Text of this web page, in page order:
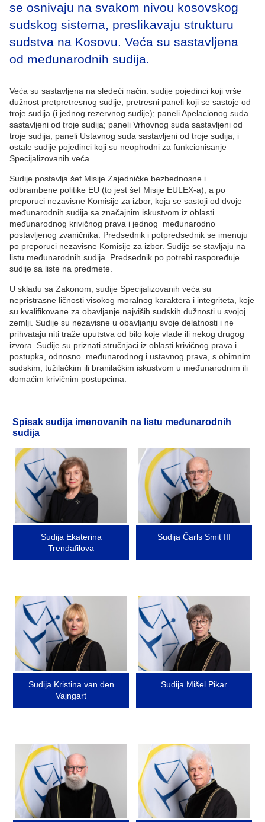
se osnivaju na svakom nivou kosovskog
sudskog sistema, preslikavaju strukturu
sudstva na Kosovu. Veća su sastavljena
od međunarodnih sudija.
Veća su sastavljena na sledeći način: sudije pojedinci koji vrše
dužnost pretpretresnog sudije; pretresni paneli koji se sastoje od
troje sudija (i jednog rezervnog sudije); paneli Apelacionog suda
sastavljeni od troje sudija; paneli Vrhovnog suda sastavljeni od
troje sudija; paneli Ustavnog suda sastavljeni od troje sudija; i
ostale sudije pojedinci koji su neophodni za funkcionisanje
Specijalizovanih veća.
Sudije postavlja šef Misije Zajedničke bezbednosne i
odbrambene politike EU (to jest šef Misije EULEX-a), a po
preporuci nezavisne Komisije za izbor, koja se sastoji od dvoje
međunarodnih sudija sa značajnim iskustvom iz oblasti
međunarodnog krivičnog prava i jednog međunarodno
postavljenog zvaničnika. Predsednik i potpredsednik se imenuju
po preporuci nezavisne Komisije za izbor. Sudije se stavljaju na
listu međunarodnih sudija. Predsednik po potrebi raspoređuje
sudije sa liste na predmete.
U skladu sa Zakonom, sudije Specijalizovanih veća su
nepristrasne ličnosti visokog moralnog karaktera i integriteta, koje
su kvalifikovane za obavljanje najviših sudskih dužnosti u svojoj
zemlji. Sudije su nezavisne u obavljanju svoje delatnosti i ne
prihvataju niti traže uputstva od bilo koje vlade ili nekog drugog
izvora. Sudije su priznati stručnjaci iz oblasti krivičnog prava i
postupka, odnosno međunarodnog i ustavnog prava, s obimnim
sudskim, tužilačkim ili branilačkim iskustvom u međunarodnim ili
domaćim krivičnim postupcima.
Spisak sudija imenovanih na listu međunarodnih
sudija
Image
Sudija Ekaterina
Trendafilova
Image
Sudija Čarls Smit III
Image
Sudija Kristina van den
Vajngart
Image
Sudija Mišel Pikar
Image Image